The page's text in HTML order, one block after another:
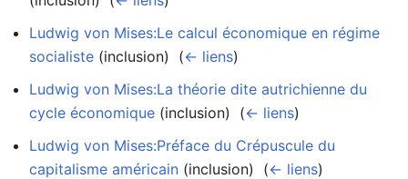
Ludwig von Mises:Le calcul économique en régime
socialiste (inclusion) ‎ (← liens)
Ludwig von Mises:La théorie dite autrichienne du
cycle économique (inclusion) ‎ (← liens)
Ludwig von Mises:Préface du Crépuscule du
capitalisme américain (inclusion) ‎ (← liens)